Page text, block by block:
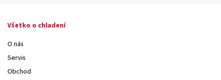
Všetko o chladení
O nás
Servis
Obchod